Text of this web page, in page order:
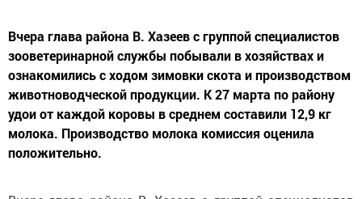
Вчера глава района В. Хазеев с группой специалистов
зооветеринарной службы побывали в хозяйствах и
ознакомились с ходом зимовки скота и производством
животноводческой продукции. К 27 марта по району
удои от каждой коровы в среднем составили 12,9 кг
молока. Производство молока комиссия оценила
положительно.